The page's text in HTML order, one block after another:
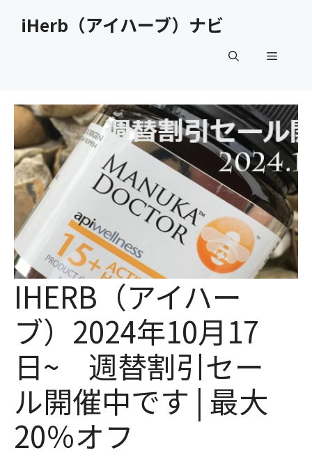
iHerb（アイハーブ）ナビ
メ
ュ
ー
IHERB（アイハー
ブ）2024年10月17
日~ 週替割引セー
ル開催中です | 最大
20％オフ